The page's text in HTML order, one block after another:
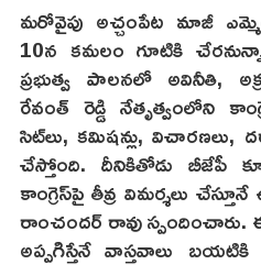
మరోవైపు అచ్చంపేట మాజీ
10న కమలం గూటికి
ప్రభుత్వ పాలనలో అవినీతి,
రేవంత్ రెడ్డి నేతృత్వంలోని
సిట్‌లు, కమిషన్లు, విచారణలు,
చేస్తోంది. దీనికితోడు బీజేపీ
కాంగ్రెస్‌పై తీవ్ర విమర్శలు
రాంచందర్ రావు స్పందించారు.
అప్పగిస్తేనే వాస్తవాలు